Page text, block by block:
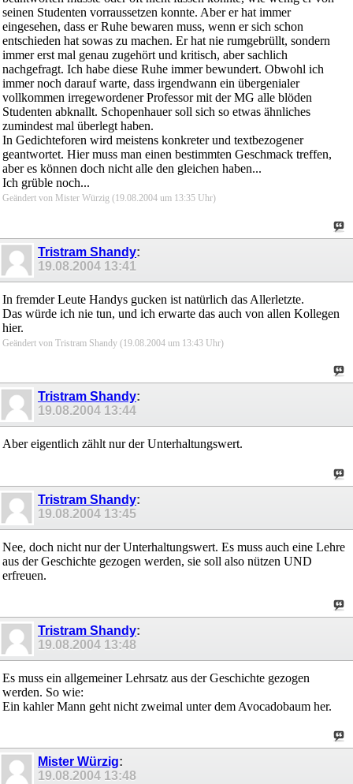
seinen Studenten vorraussetzen konnte. Aber er hat immer
eingesehen, dass er Ruhe bewaren muss, wenn er sich schon
entschieden hat sowas zu machen. Er hat nie rumgebrüllt, sondern
immer erst mal genau zugehört und kritisch, aber sachlich
nachgefragt. Ich habe diese Ruhe immer bewundert. Obwohl ich
immer noch darauf warte, dass irgendwann ein übergenialer
vollkommen irregewordener Professor mit der MG alle blöden
Studenten abknallt. Schopenhauer soll sich so etwas ähnliches
zumindest mal überlegt haben.
In Gedichteforen wird meistens konkreter und textbezogener
geantwortet. Hier muss man einen bestimmten Geschmack treffen,
aber es können doch nicht alle den gleichen haben...
Ich grüble noch...
Geändert von Mister Würzig (19.08.2004 um 13:35 Uhr)
Tristram Shandy:
19.08.2004 13:41
In fremder Leute Handys gucken ist natürlich das Allerletzte.
Das würde ich nie tun, und ich erwarte das auch von allen Kollegen
hier.
Geändert von Tristram Shandy (19.08.2004 um 13:43 Uhr)
Tristram Shandy:
19.08.2004 13:44
Aber eigentlich zählt nur der Unterhaltungswert.
Tristram Shandy:
19.08.2004 13:45
Nee, doch nicht nur der Unterhaltungswert. Es muss auch eine Lehre
aus der Geschichte gezogen werden, sie soll also nützen UND
erfreuen.
Tristram Shandy:
19.08.2004 13:48
Es muss ein allgemeiner Lehrsatz aus der Geschichte gezogen
werden. So wie:
Ein kahler Mann geht nicht zweimal unter dem Avocadobaum her.
Mister Würzig:
19.08.2004 13:48